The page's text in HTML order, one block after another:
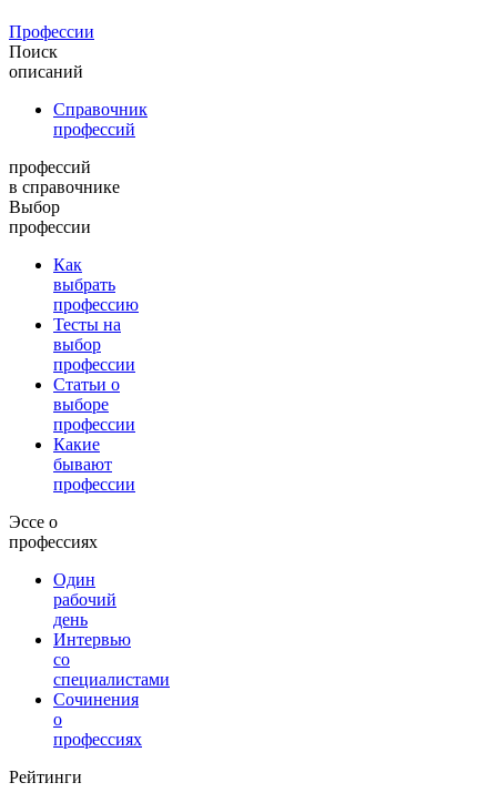
Профессии
Поиск
описаний
Справочник
профессий
профессий
в справочнике
Выбор
профессии
Как
выбрать
профессию
Тесты на
выбор
профессии
Статьи о
выборе
профессии
Какие
бывают
профессии
Эссе о
профессиях
Один
рабочий
день
Интервью
со
специалистами
Сочинения
о
профессиях
Рейтинги